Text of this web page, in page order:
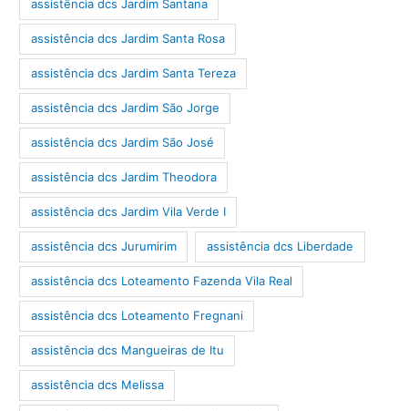
assistência dcs Jardim Santana
assistência dcs Jardim Santa Rosa
assistência dcs Jardim Santa Tereza
assistência dcs Jardim São Jorge
assistência dcs Jardim São José
assistência dcs Jardim Theodora
assistência dcs Jardim Vila Verde I
assistência dcs Jurumirim assistência dcs Liberdade
assistência dcs Loteamento Fazenda Vila Real
assistência dcs Loteamento Fregnani
assistência dcs Mangueiras de Itu
assistência dcs Melissa